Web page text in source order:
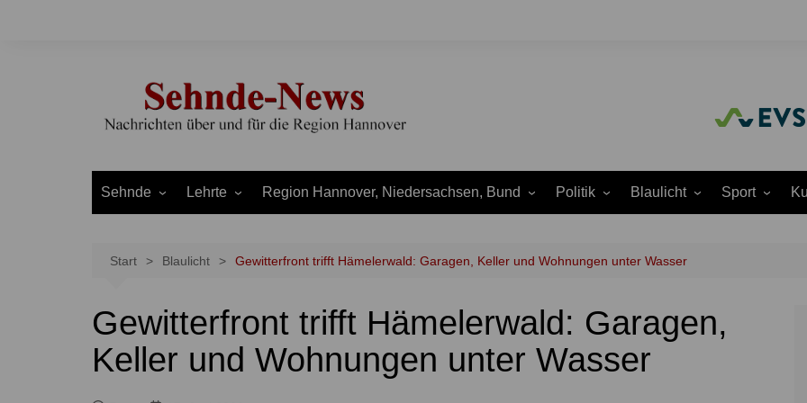
Sehnde
Bolzum
Evern
Gretenberg
Lehrte
Aligse
Hämelerwald
Immensen
Region Hannover, Niedersachsen, Bund
Uetze
LEADER und Börderegion
Land Niedersachsen
Politik
Ortsrat
Parteien
Blaulicht
Justiz
Rettungsdienst
Sport
Start Blaulicht Gewitterfront trifft Hämelerwald: Garagen, Keller und Wohnungen unter Wasser
Gewitterfront trifft Hämelerwald: Garagen,
Keller und Wohnungen unter Wasser